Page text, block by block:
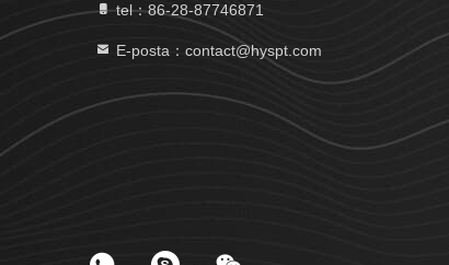
tel：86-28-87746871
E-posta：contact@hyspt.com